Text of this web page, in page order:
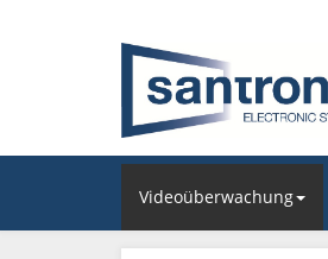
Videoüberwachung